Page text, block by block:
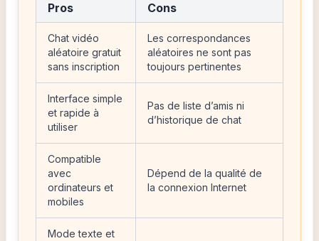
Pros Cons
Chat vidéo
aléatoire gratuit
sans inscription
Les correspondances
aléatoires ne sont pas
toujours pertinentes
Interface simple
et rapide à
utiliser
Pas de liste d’amis ni
d’historique de chat
Compatible
avec
ordinateurs et
mobiles
Dépend de la qualité de
la connexion Internet
Mode texte et